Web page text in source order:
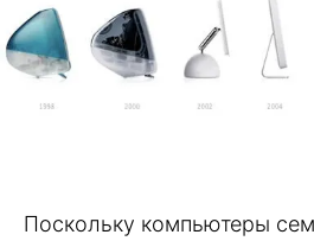
Поскольку компьютеры